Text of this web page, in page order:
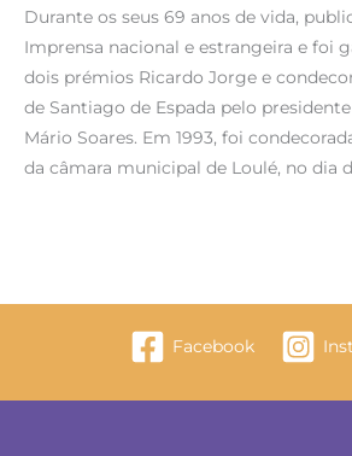
Durante os seus 69 anos de vida,
Imprensa nacional e estrangeira e foi
dois prémios Ricardo Jorge e
de Santiago de Espada pelo
Mário Soares. Em 1993, foi
da câmara municipal de Loulé, no dia
Facebook